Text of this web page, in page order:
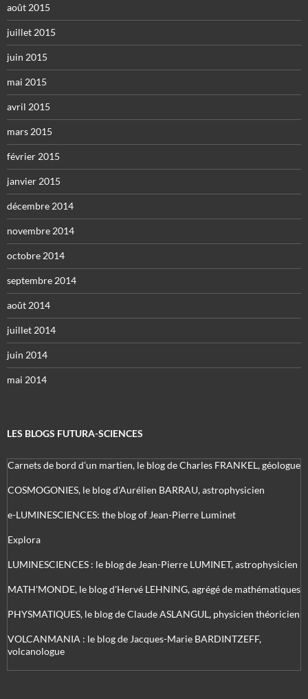
août 2015
juillet 2015
juin 2015
mai 2015
avril 2015
mars 2015
février 2015
janvier 2015
décembre 2014
novembre 2014
octobre 2014
septembre 2014
août 2014
juillet 2014
juin 2014
mai 2014
LES BLOGS FUTURA-SCIENCES
Carnets de bord d’un martien, le blog de Charles FRANKEL, géologue
COSMOGONIES, le blog d'Aurélien BARRAU, astrophysicien
e-LUMINESCIENCES: the blog of Jean-Pierre Luminet
Explora
LUMINESCIENCES : le blog de Jean-Pierre LUMINET, astrophysicien
MATH'MONDE, le blog d'Hervé LEHNING, agrégé de mathématiques
PHYSMATIQUES, le blog de Claude ASLANGUL, physicien théoricien
VOLCANMANIA : le blog de Jacques-Marie BARDINTZEFF,
volcanologue